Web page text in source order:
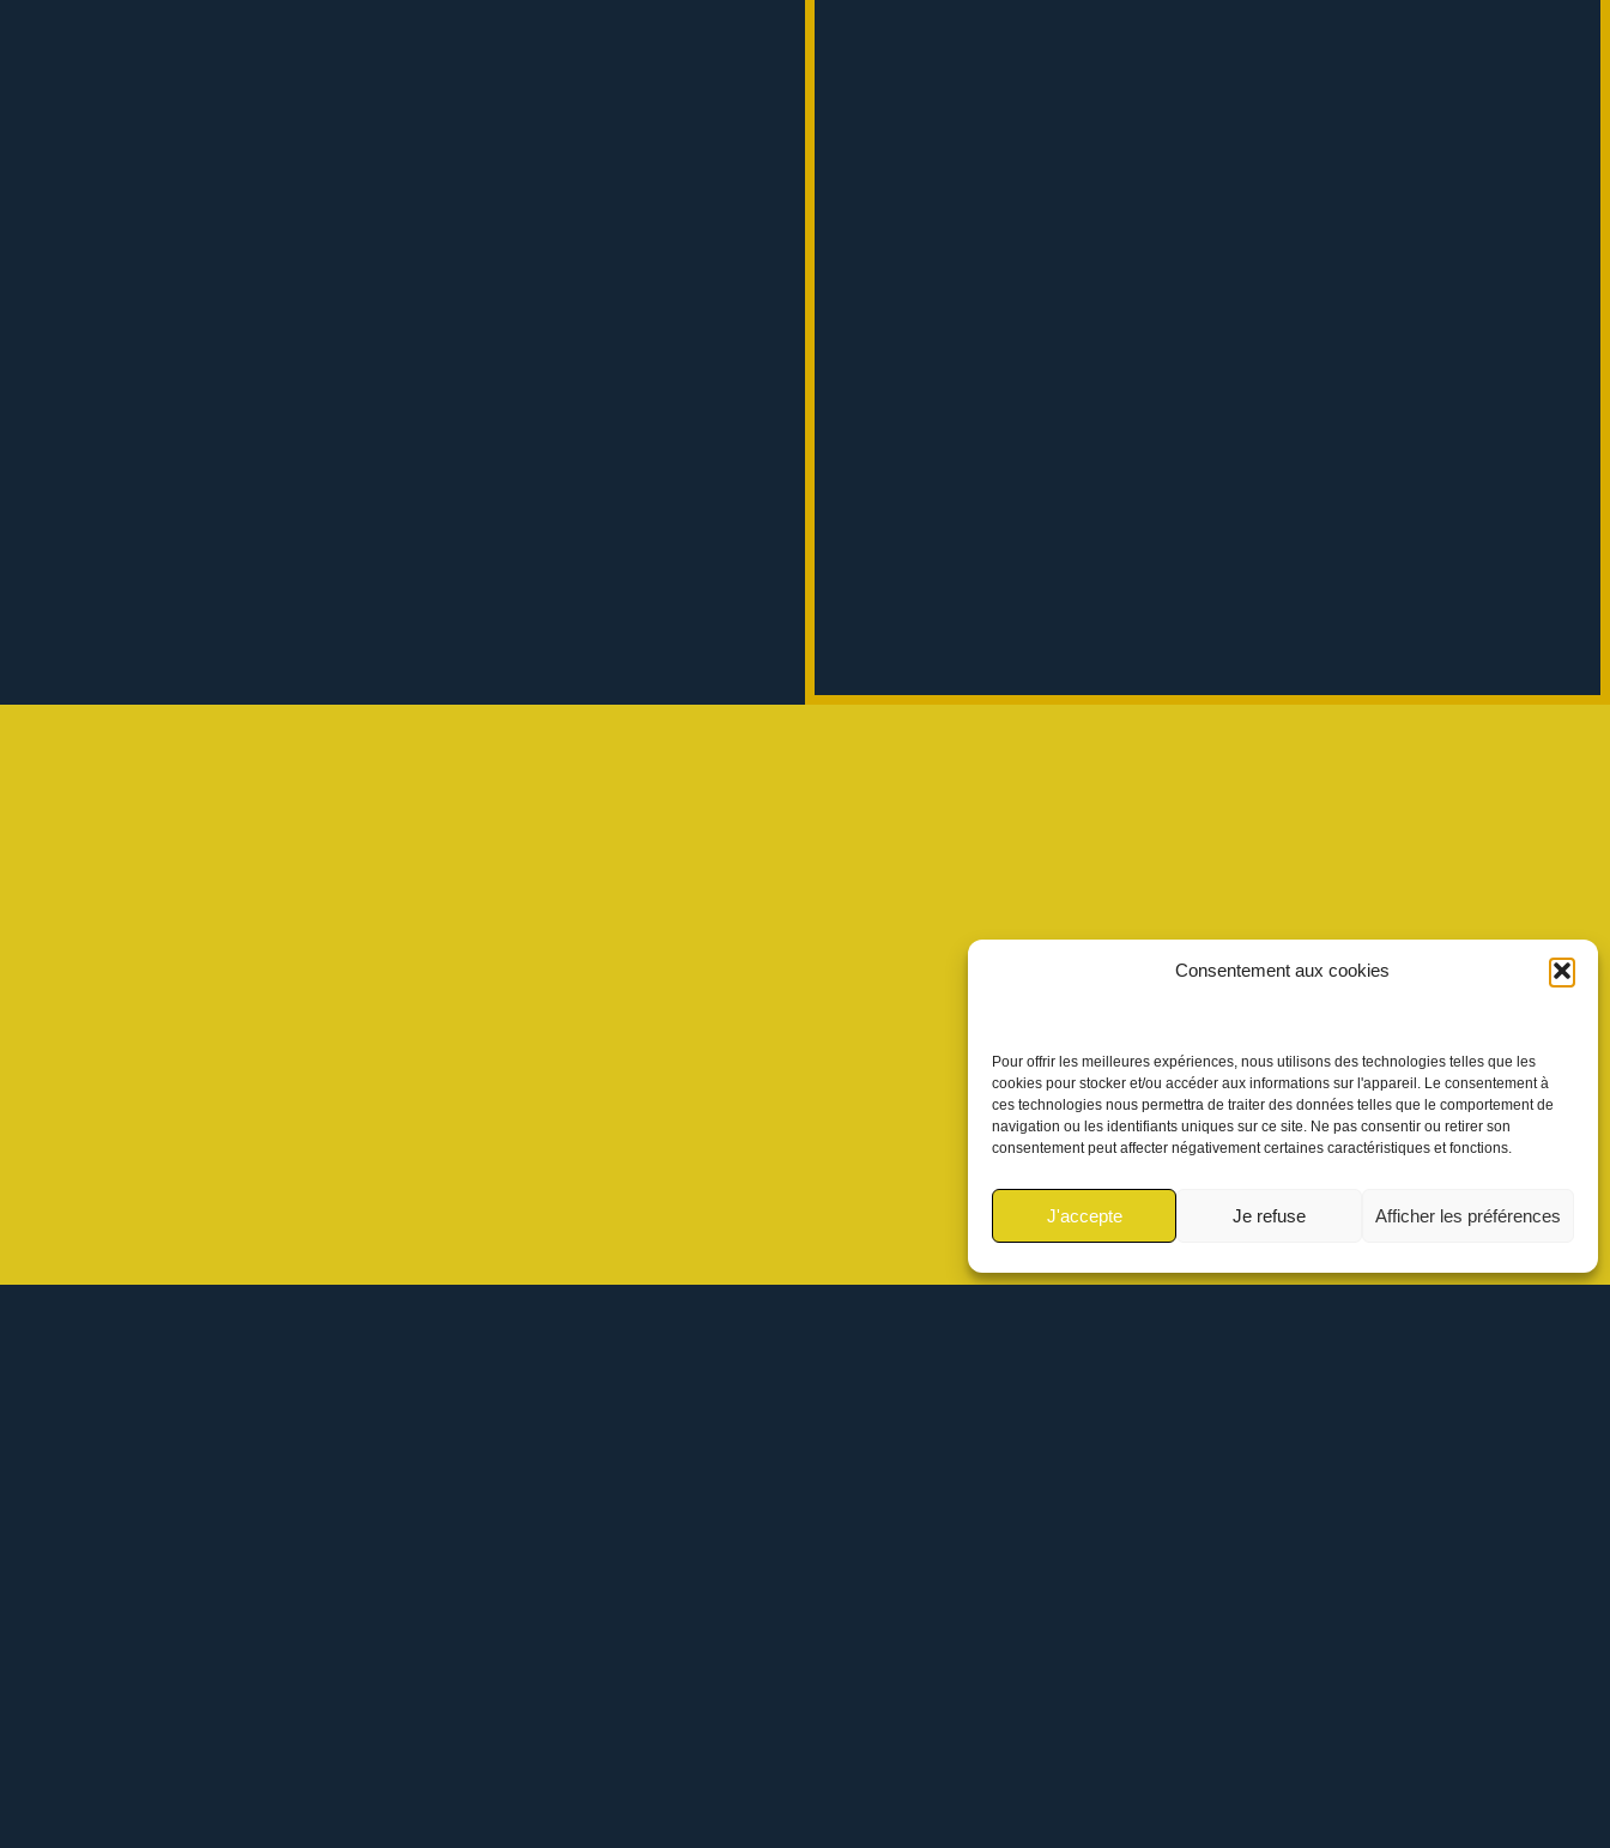
Consentement aux cookies
Pour offrir les meilleures expériences, nous utilisons des technologies telles que les
cookies pour stocker et/ou accéder aux informations sur l'appareil. Le consentement à
ces technologies nous permettra de traiter des données telles que le comportement de
navigation ou les identifiants uniques sur ce site. Ne pas consentir ou retirer son
consentement peut affecter négativement certaines caractéristiques et fonctions.
J'accepte Je refuse Afficher les préférences